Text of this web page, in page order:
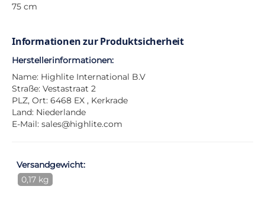
75 cm
Informationen zur Produktsicherheit
Herstellerinformationen:
Name: Highlite International B.V
Straße: Vestastraat 2
PLZ, Ort: 6468 EX , Kerkrade
Land: Niederlande
E-Mail: sales@highlite.com
Versandgewicht:
0,17 kg